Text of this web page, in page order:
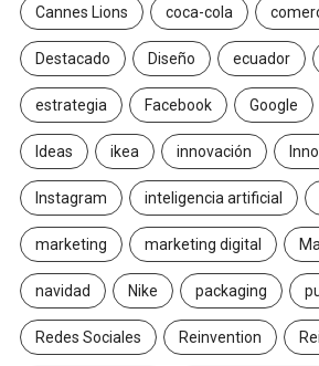
Cannes Lions coca-cola
Destacado Diseño ecuador
estrategia Facebook Google
Ideas ikea innovación
Instagram inteligencia artificial
marketing marketing digital
navidad Nike packaging
Redes Sociales Reinvention